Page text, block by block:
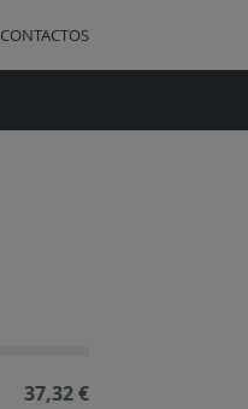
CONTACTOS
37,32 €